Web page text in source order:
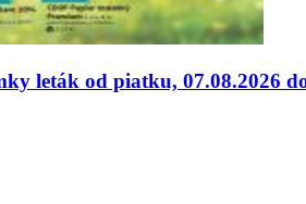
leták od piatku, 07.08.2026